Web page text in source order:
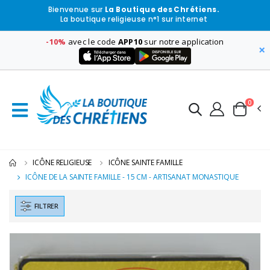
Bienvenue sur La Boutique des Chrétiens.
La boutique religieuse n°1 sur internet
-10% avec le code APP10 sur notre application
×
0
ICÔNE RELIGIEUSE
ICÔNE SAINTE FAMILLE
ICÔNE DE LA SAINTE FAMILLE - 15 CM - ARTISANAT MONASTIQUE
FILTRER